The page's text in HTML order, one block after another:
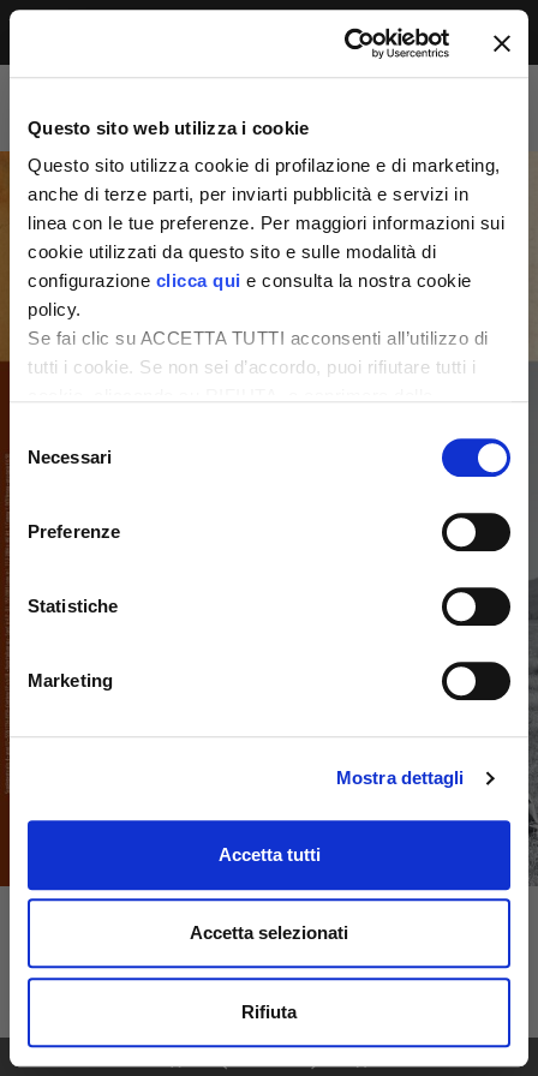
Questo sito web utilizza i cookie
Questo sito utilizza cookie di profilazione e di marketing,
anche di terze parti, per inviarti pubblicità e servizi in
linea con le tue preferenze. Per maggiori informazioni sui
cookie utilizzati da questo sito e sulle modalità di
configurazione clicca qui e consulta la nostra cookie
policy.
Se fai clic su ACCETTA TUTTI acconsenti all’utilizzo di
tutti i cookie. Se non sei d’accordo, puoi rifiutare tutti i
desideri accettare e cliccando ACCETTA SELEZIONATI.
del
consenso
Necessari
Preferenze
Statistiche
Marketing
Mostra dettagli
Accetta tutti
Accetta selezionati
Rifiuta
Accesso riservato agli abbonati
Per leggere questo contenuto, devi essere
abbonato alla rivista. Se sei già abbonato,
accedi subito per continuare la lettura.
Se non sei ancora dei nostri, abbonati ora e
accedi ai tuoi contenuti!